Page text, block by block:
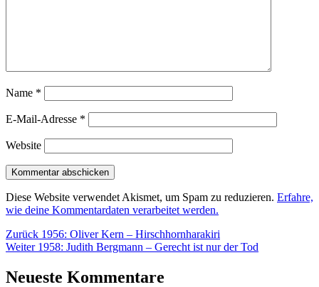
Name *
E-Mail-Adresse *
Website
Diese Website verwendet Akismet, um Spam zu reduzieren. Erfahre,
wie deine Kommentardaten verarbeitet werden.
Beitragsnavigation
Zurück Vorheriger
Beitrag:
1956: Oliver Kern – Hirschhornharakiri
Weiter Nächster
1958: Judith Bergmann – Gerecht ist nur der Tod
Neueste Kommentare